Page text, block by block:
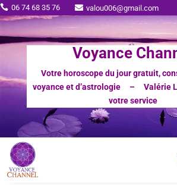
 06 74 68 35 76  valou006@gmail.com
Voyance
Votre horoscope du jour gratuit,
voyance et d’astrologie – Valérie
votre service